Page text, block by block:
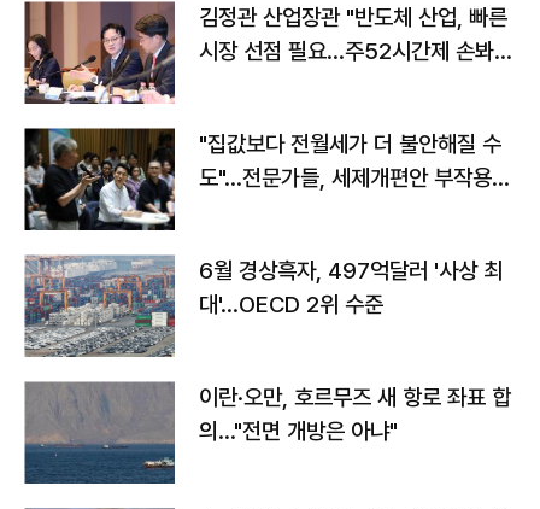
김정관 산업장관 "반도체 산업, 빠른
시장 선점 필요…주52시간제 손봐
"집값보다 전월세가 더 불안해질 수
도"…전문가들, 세제개편안 부작용
6월 경상흑자, 497억달러 '사상 최
대'…OECD 2위 수준
이란·오만, 호르무즈 새 항로 좌표 합
의…"전면 개방은 아냐"